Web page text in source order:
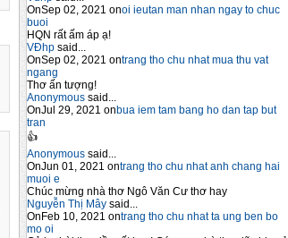
OnSep 02, 2021 onoi ieutan man nhan ngay to chuc
buoi
HQN rất ấm áp ạ!
VĐhp said...
OnSep 02, 2021 ontrang tho chu nhat mua thu vat
ngang
Thơ ấn tượng!
Anonymous said...
OnJul 29, 2021 onbua iem tam bang ho dan tap but
tran
👍
Anonymous said...
OnJun 01, 2021 ontrang tho chu nhat anh chang hai
muoi e
Chúc mừng nhà thơ Ngô Văn Cư thơ hay
Nguyễn Thị Mây said...
OnFeb 10, 2021 ontrang tho chu nhat ta ung ben bo
mo oi